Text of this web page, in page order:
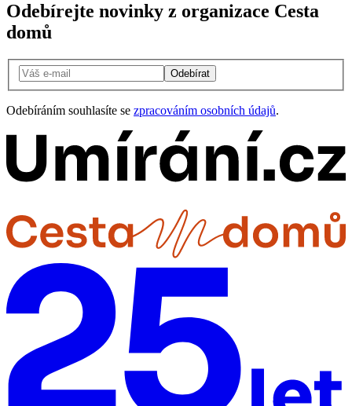
Odebírejte novinky z organizace Cesta
domů
Odebírat
Odebíráním souhlasíte se zpracováním osobních údajů.